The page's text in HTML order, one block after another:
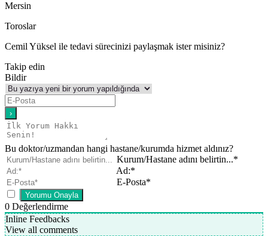
Mersin
Toroslar
Cemil Yüksel ile tedavi sürecinizi paylaşmak ister misiniz?
Takip edin
Bildir
Bu doktor/uzmandan hangi hastane/kurumda hizmet aldınız?
Kurum/Hastane adını belirtin...*
Ad:*
E-Posta*
0 Değerlendirme
Inline Feedbacks
View all comments